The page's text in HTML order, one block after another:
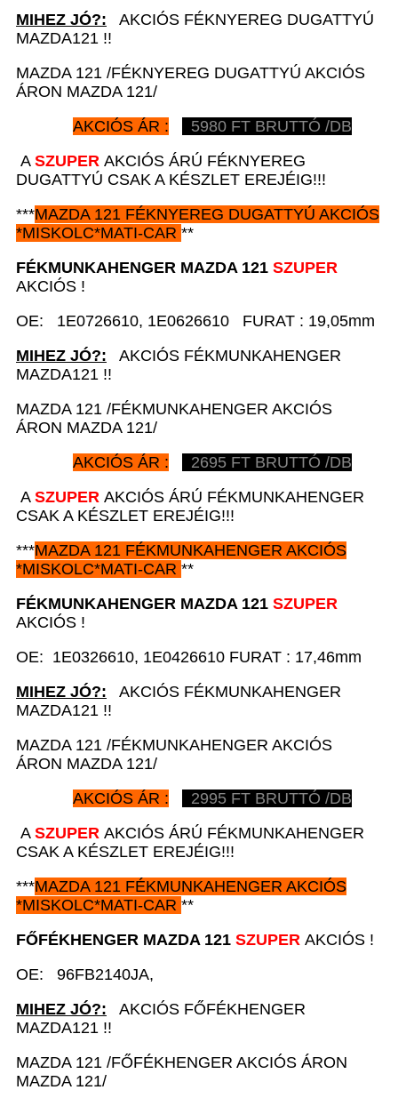
MIHEZ JÓ?: AKCIÓS FÉKNYEREG DUGATTYÚ
MAZDA121 !!
MAZDA 121 /FÉKNYEREG DUGATTYÚ AKCIÓS
ÁRON MAZDA 121/
AKCIÓS ÁR :
5980 FT BRUTTÓ /DB
A SZUPER AKCIÓS ÁRÚ FÉKNYEREG
DUGATTYÚ CSAK A KÉSZLET EREJÉIG!!!
***MAZDA 121 FÉKNYEREG DUGATTYÚ AKCIÓS
*MISKOLC*MATI-CAR **
FÉKMUNKAHENGER MAZDA 121 SZUPER
AKCIÓS !
OE: 1E0726610, 1E0626610 FURAT : 19,05mm
MIHEZ JÓ?: AKCIÓS FÉKMUNKAHENGER
MAZDA121 !!
MAZDA 121 /FÉKMUNKAHENGER AKCIÓS
ÁRON MAZDA 121/
AKCIÓS ÁR :
2695 FT BRUTTÓ /DB
A SZUPER AKCIÓS ÁRÚ FÉKMUNKAHENGER
CSAK A KÉSZLET EREJÉIG!!!
***MAZDA 121 FÉKMUNKAHENGER AKCIÓS
*MISKOLC*MATI-CAR **
FÉKMUNKAHENGER MAZDA 121 SZUPER
AKCIÓS !
OE: 1E0326610, 1E0426610 FURAT : 17,46mm
MIHEZ JÓ?: AKCIÓS FÉKMUNKAHENGER
MAZDA121 !!
MAZDA 121 /FÉKMUNKAHENGER AKCIÓS
ÁRON MAZDA 121/
AKCIÓS ÁR :
2995 FT BRUTTÓ /DB
A SZUPER AKCIÓS ÁRÚ FÉKMUNKAHENGER
CSAK A KÉSZLET EREJÉIG!!!
***MAZDA 121 FÉKMUNKAHENGER AKCIÓS
*MISKOLC*MATI-CAR **
FŐFÉKHENGER MAZDA 121 SZUPER AKCIÓS !
OE: 96FB2140JA,
MIHEZ JÓ?: AKCIÓS FŐFÉKHENGER
MAZDA121 !!
MAZDA 121 /FŐFÉKHENGER AKCIÓS ÁRON
MAZDA 121/